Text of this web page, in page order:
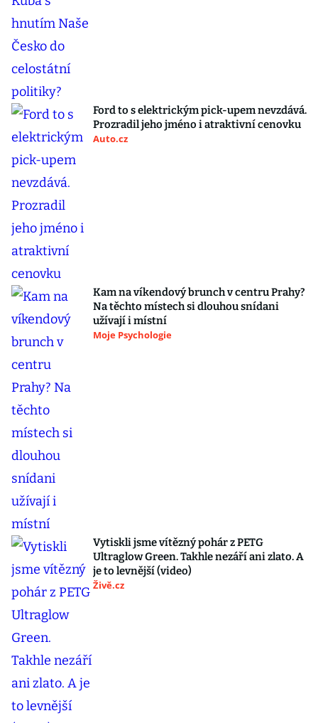
Ford to s elektrickým pick-upem nevzdává.
Prozradil jeho jméno i atraktivní cenovku
Auto.cz
Kam na víkendový brunch v centru Prahy?
Na těchto místech si dlouhou snídani
užívají i místní
Moje Psychologie
Vytiskli jsme vítězný pohár z PETG
Ultraglow Green. Takhle nezáří ani zlato. A
je to levnější (video)
Živě.cz